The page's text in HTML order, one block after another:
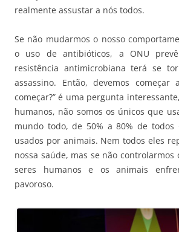
realmente assustar a nós todos.
Se não mudarmos o nosso
o uso de antibióticos, a ONU
resistência antimicrobiana terá se
assassino. Então, devemos começar
começar?” é uma pergunta
humanos, não somos os únicos que
mundo todo, de 50% a 80% de todos
usados por animais. Nem todos eles
nossa saúde, mas se não controlarmos
seres humanos e os animais
pavoroso.